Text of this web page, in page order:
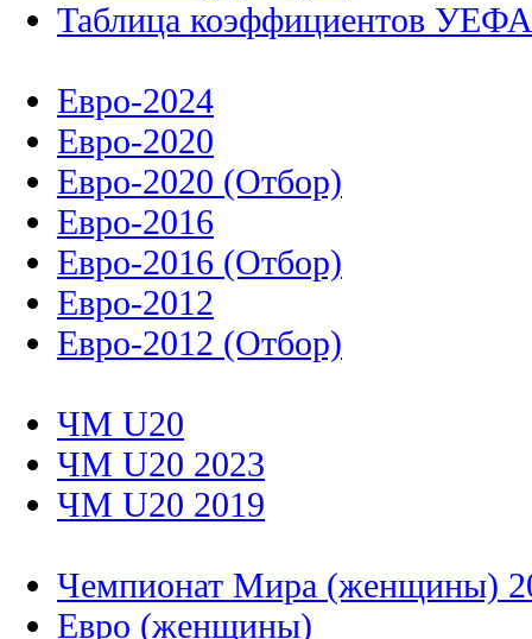
Таблица коэффициентов УЕФА
Евро-2024
Евро-2020
Евро-2020 (Отбор)
Евро-2016
Евро-2016 (Отбор)
Евро-2012
Евро-2012 (Отбор)
ЧМ U20
ЧМ U20 2023
ЧМ U20 2019
Чемпионат Мира (женщины)
Евро (женщины)